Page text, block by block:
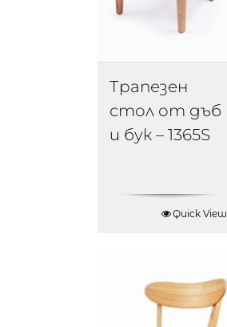
Трапезен
стол от дъб
и бук – 1365S
Quick View